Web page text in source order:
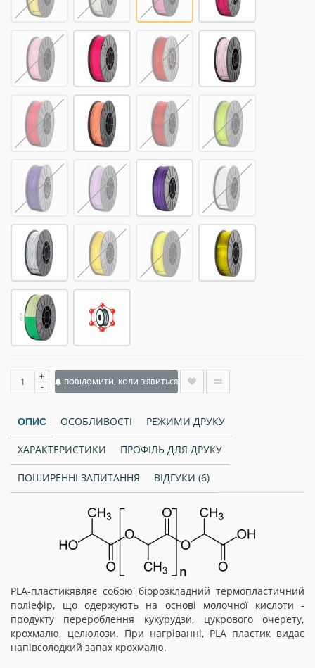
+
-
ПОВІДОМИТИ, КОЛИ З'ЯВИТЬСЯ
ОПИС ОСОБЛИВОСТІ РЕЖИМИ ДРУКУ
ХАРАКТЕРИСТИКИ ПРОФІЛЬ ДЛЯ ДРУКУ
ПОШИРЕННІ ЗАПИТАННЯ ВІДГУКИ (6)
PLA-пластикявляє собою біорозкладний термопластичний
поліефір, що одержують на основі молочної кислоти -
продукту перероблення кукурудзи, цукрового очерету,
крохмалю, целюлози. При нагріванні, PLA пластик видає
напівсолодкий запах крохмалю.